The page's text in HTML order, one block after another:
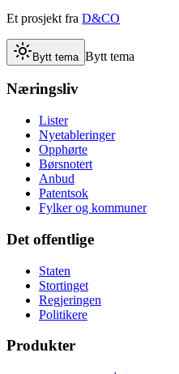
Et prosjekt fra D&CO
Bytt tema Bytt tema
Næringsliv
Lister
Nyetableringer
Opphørte
Børsnotert
Anbud
Patentsok
Fylker og kommuner
Det offentlige
Staten
Stortinget
Regjeringen
Politikere
Produkter